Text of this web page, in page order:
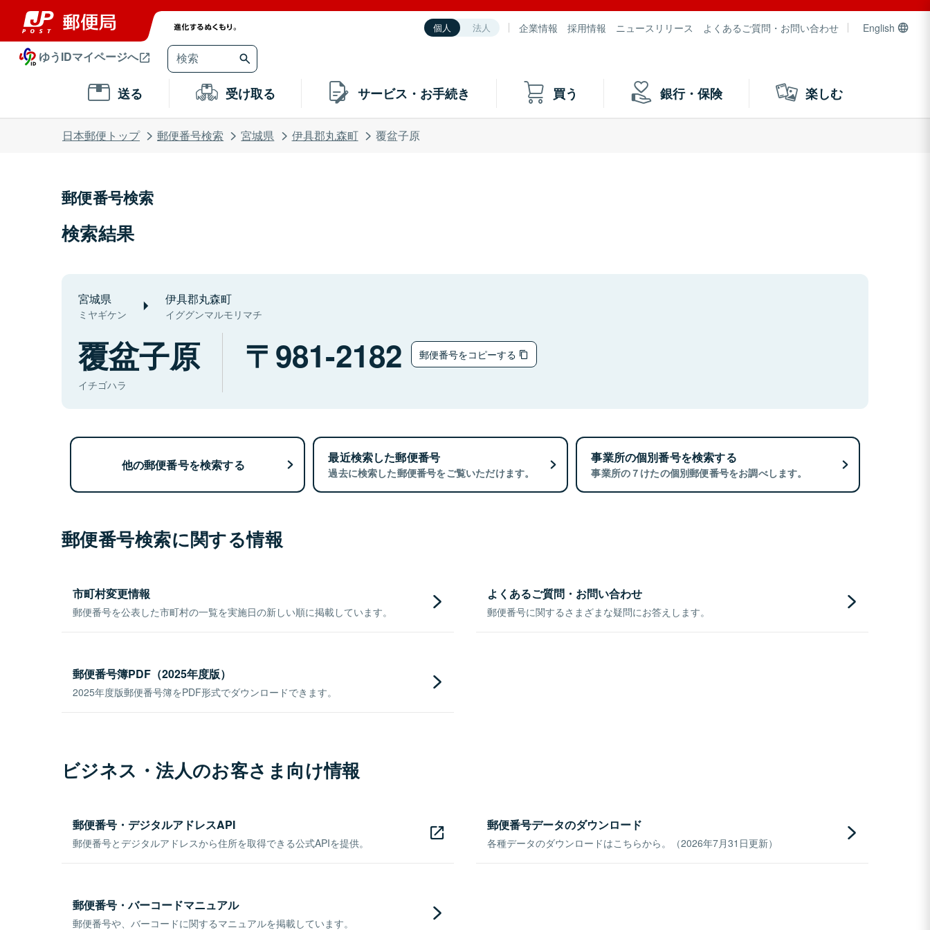
個人 法人 企業情報 採用情報 ニュースリリース よくあるご質問・お問い合わせ English
ゆうIDマイページへ
送る 受け取る サービス・お手続き 買う 銀行・保険 楽しむ
日本郵便トップ 郵便番号検索 宮城県 伊具郡丸森町 覆盆子原
郵便番号検索
検索結果
宮城県
ミヤギケン
伊具郡丸森町
イググンマルモリマチ
覆盆子原
イチゴハラ
981-2182 郵便番号をコピーする
他の郵便番号を検索する 最近検索した郵便番号
過去に検索した郵便番号をご覧いただけます。
事業所の個別番号を検索する
事業所の７けたの個別郵便番号をお調べします。
郵便番号検索に関する情報
市町村変更情報
郵便番号を公表した市町村の一覧を実施日の新しい順に掲載しています。
よくあるご質問・お問い合わせ
郵便番号に関するさまざまな疑問にお答えします。
郵便番号簿PDF（2025年度版）
2025年度版郵便番号簿をPDF形式でダウンロードできます。
ビジネス・法人のお客さま向け情報
郵便番号・デジタルアドレスAPI
郵便番号とデジタルアドレスから住所を取得できる公式APIを提供。
郵便番号データのダウンロード
各種データのダウンロードはこちらから。（2026年7月31日更新）
郵便番号・バーコードマニュアル
郵便番号や、バーコードに関するマニュアルを掲載しています。